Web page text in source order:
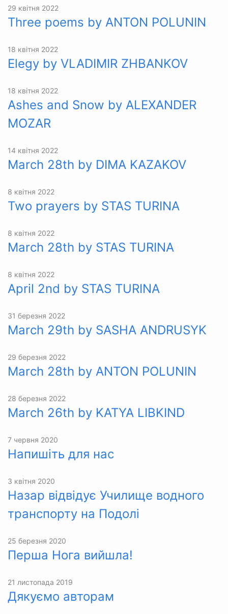
29 квітня 2022
Three poems by ANTON POLUNIN
18 квітня 2022
Elegy by VLADIMIR ZHBANKOV
18 квітня 2022
Ashes and Snow by ALEXANDER
MOZAR
14 квітня 2022
March 28th by DIMA KAZAKOV
8 квітня 2022
Two prayers by STAS TURINA
8 квітня 2022
March 28th by STAS TURINA
8 квітня 2022
April 2nd by STAS TURINA
31 березня 2022
March 29th by SASHA ANDRUSYK
29 березня 2022
March 28th by ANTON POLUNIN
28 березня 2022
March 26th by KATYA LIBKIND
7 червня 2020
Напишіть для нас
3 квітня 2020
Назар відвідує Училище водного
транспорту на Подолі
25 березня 2020
Перша Нога вийшла!
21 листопада 2019
Дякуємо авторам